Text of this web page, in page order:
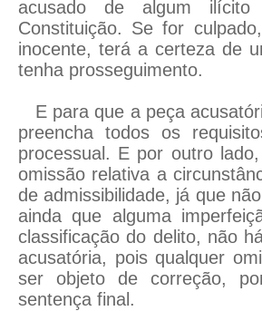
acusado de algum
Constituição. Se for
inocente, terá a certeza de
tenha prosseguimento.
E para que a peça
preencha todos os
processual. E por outro
omissão relativa a
de admissibilidade, já que
ainda que alguma
classificação do delito, não
acusatória, pois qualquer
ser objeto de correção,
sentença final.